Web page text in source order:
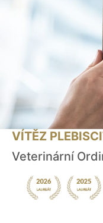
VÍTĚZ
Veterinární